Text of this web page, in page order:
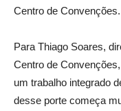
Centro de Convenções.
Para Thiago Soares,
Centro de
um trabalho integrado
desse porte começa